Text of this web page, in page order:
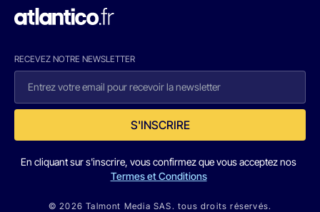
RECEVEZ NOTRE NEWSLETTER
S'INSCRIRE
En cliquant sur s'inscrire, vous confirmez que vous acceptez nos
Termes et Conditions
© 2026 Talmont Media SAS. tous droits réservés.